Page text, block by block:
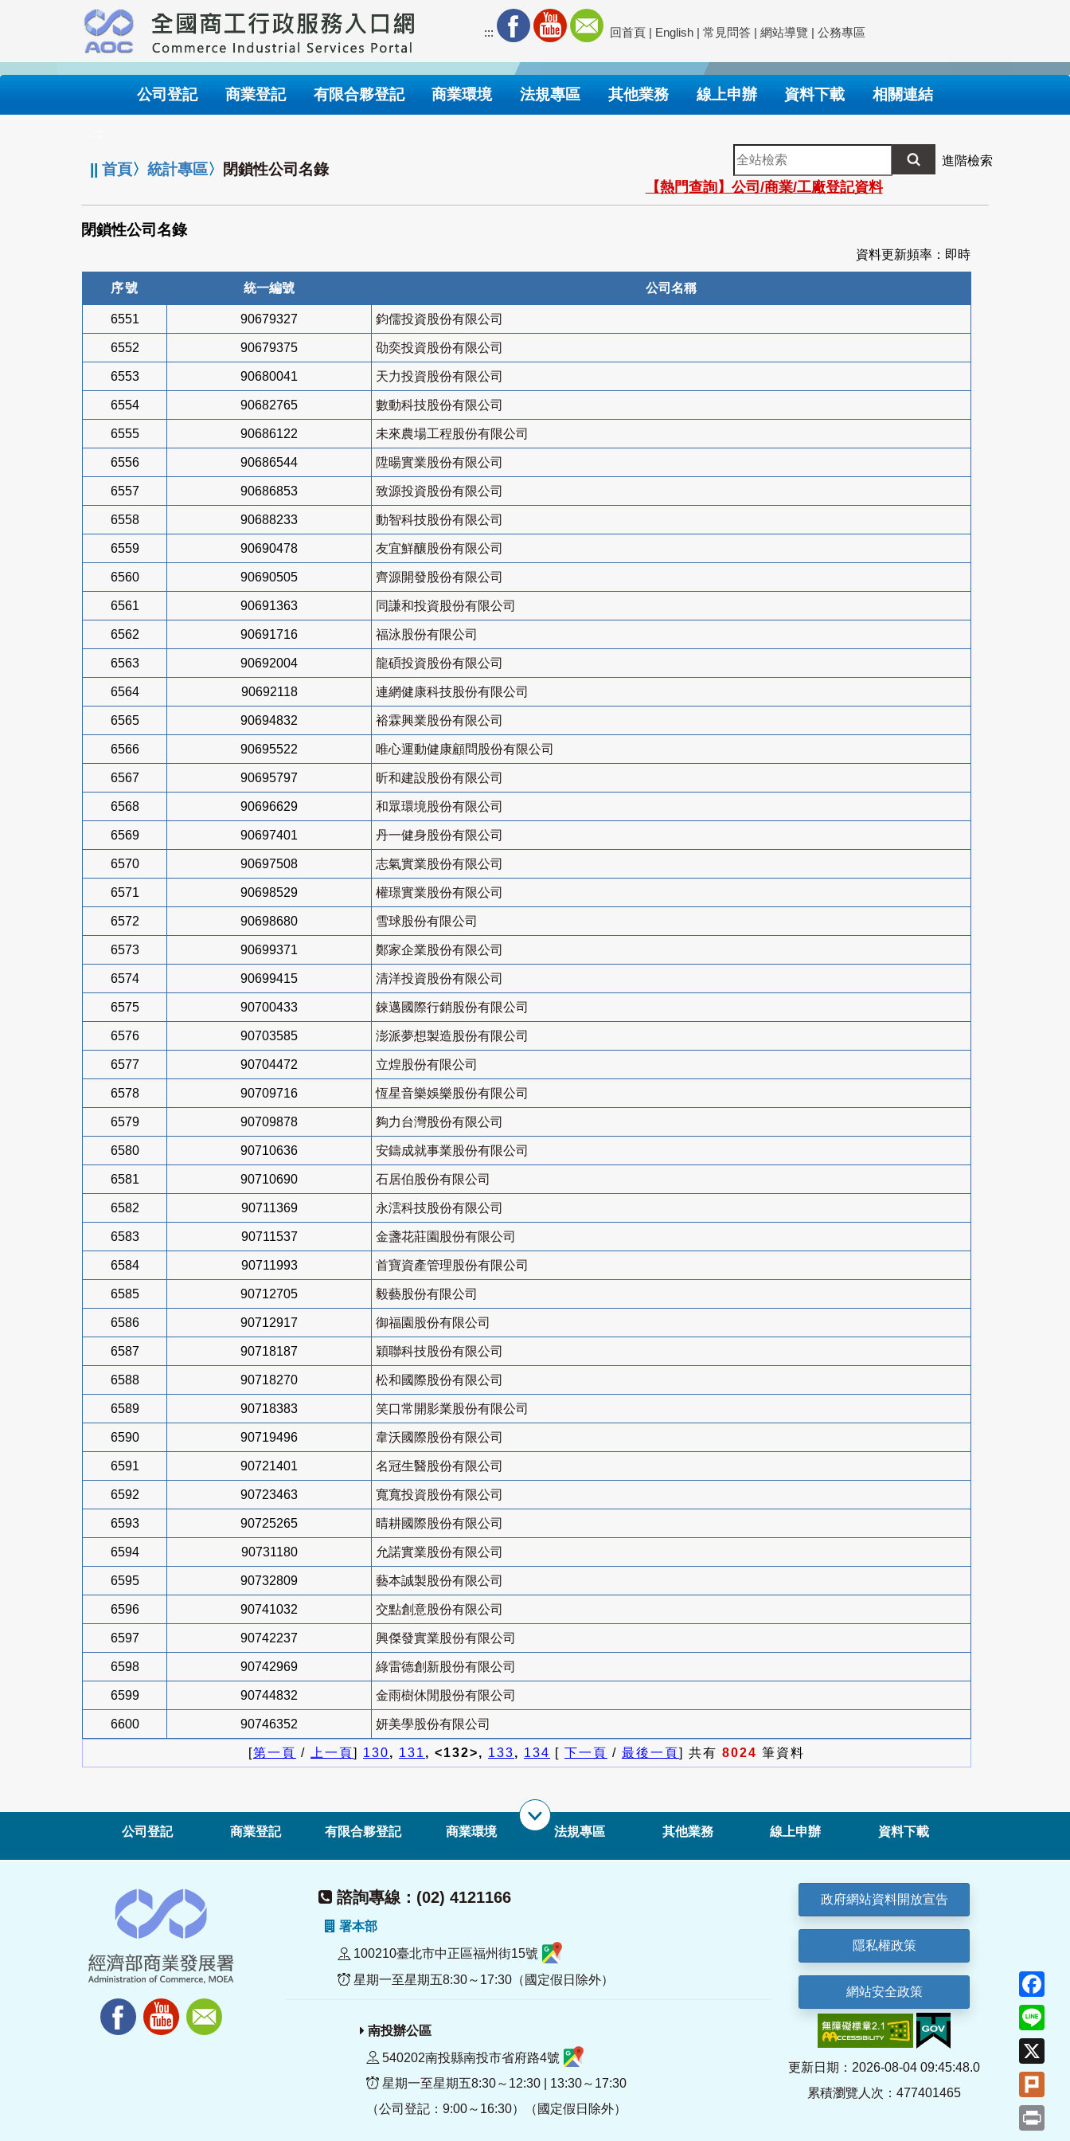
要
內
::: 回首頁 | English | 常見問答 | 網站導覽 | 公務專區
公司登記 商業登記 有限合夥登記 商業環境 法規專區 其他業務 線上申辦 資料下載 相關連結
||首頁〉統計專區〉 閉鎖性公司名錄
全
站
檢
索
進階檢索
【熱門查詢】公司/商業/工廠登記資料
閉鎖性公司名錄
資料更新頻率：即時
序號 統一編號 公司名稱
6551 90679327 鈞儒投資股份有限公司
6552 90679375 劭奕投資股份有限公司
6553 90680041 天力投資股份有限公司
6554 90682765 數動科技股份有限公司
6555 90686122 未來農場工程股份有限公司
6556 90686544 陞暘實業股份有限公司
6557 90686853 致源投資股份有限公司
6558 90688233 動智科技股份有限公司
6559 90690478 友宜鮮釀股份有限公司
6560 90690505 齊源開發股份有限公司
6561 90691363 同謙和投資股份有限公司
6562 90691716 福泳股份有限公司
6563 90692004 龍碩投資股份有限公司
6564 90692118 連網健康科技股份有限公司
6565 90694832 裕霖興業股份有限公司
6566 90695522 唯心運動健康顧問股份有限公司
6567 90695797 昕和建設股份有限公司
6568 90696629 和眾環境股份有限公司
6569 90697401 丹一健身股份有限公司
6570 90697508 志氣實業股份有限公司
6571 90698529 權璟實業股份有限公司
6572 90698680 雪球股份有限公司
6573 90699371 鄭家企業股份有限公司
6574 90699415 清洋投資股份有限公司
6575 90700433 錸邁國際行銷股份有限公司
6576 90703585 澎派夢想製造股份有限公司
6577 90704472 立煌股份有限公司
6578 90709716 恆星音樂娛樂股份有限公司
6579 90709878 夠力台灣股份有限公司
6580 90710636 安鑄成就事業股份有限公司
6581 90710690 石居伯股份有限公司
6582 90711369 永澐科技股份有限公司
6583 90711537 金盞花莊園股份有限公司
6584 90711993 首寶資產管理股份有限公司
6585 90712705 毅藝股份有限公司
6586 90712917 御福園股份有限公司
6587 90718187 穎聯科技股份有限公司
6588 90718270 松和國際股份有限公司
6589 90718383 笑口常開影業股份有限公司
6590 90719496 韋沃國際股份有限公司
6591 90721401 名冠生醫股份有限公司
6592 90723463 寬寬投資股份有限公司
6593 90725265 晴耕國際股份有限公司
6594 90731180 允諾實業股份有限公司
6595 90732809 藝本誠製股份有限公司
6596 90741032 交點創意股份有限公司
6597 90742237 興傑發實業股份有限公司
6598 90742969 綠雷德創新股份有限公司
6599 90744832 金雨樹休閒股份有限公司
6600 90746352 妍美學股份有限公司
[第一頁 / 上一頁] 130, 131, <132>, 133, 134 [ 下一頁 / 最後一頁] 共有 8024 筆資料
公司登記 商業登記 有限合夥登記 商業環境 法規專區 其他業務 線上申辦 資料下載
諮詢專線：(02) 4121166
署本部
100210臺北市中正區福州街15號
星期一至星期五8:30～17:30（國定假日除外）
南投辦公區
540202南投縣南投市省府路4號
星期一至星期五8:30～12:30 | 13:30～17:30
（公司登記：9:00～16:30）（國定假日除外）
政府網站資料開放宣告
隱私權政策
網站安全政策
更新日期：2026-08-04 09:45:48.0
累積瀏覽人次：477401465